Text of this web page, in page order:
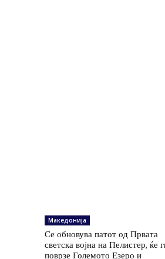
Македонија
Се обновува патот од Првата
светска војна на Пелистер, ќе
поврзе Големото Езеро и